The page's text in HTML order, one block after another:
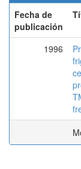
Fecha de
publicación
1996